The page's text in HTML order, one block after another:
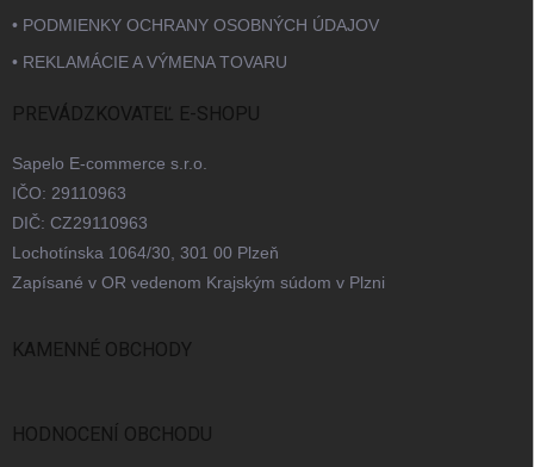
• PODMIENKY OCHRANY OSOBNÝCH ÚDAJOV
• REKLAMÁCIE A VÝMENA TOVARU
PREVÁDZKOVATEĽ E-SHOPU
Sapelo E-commerce s.r.o.
IČO: 29110963
DIČ: CZ29110963
Lochotínska 1064/30, 301 00 Plzeň
Zapísané v OR vedenom Krajským súdom v Plzni
KAMENNÉ OBCHODY
HODNOCENÍ OBCHODU